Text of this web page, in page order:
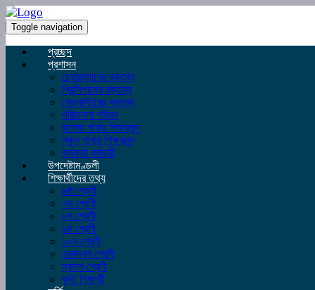
Toggle navigation
প্রচ্ছদ
প্রশাসন
চেয়ারম্যানের বক্তব্য
প্রিন্সিপালের বক্তব্য
হেডমাস্টারের বক্তব্য
পরিচালনা পরিষদ
কলেজ শাখার শিক্ষকবৃন্দ
স্কুল শাখার শিক্ষকবৃন্দ
কর্মকর্তা কর্মচারী
উপদেষ্টামণ্ডলী
শিক্ষার্থীদের তথ্য
৬ষ্ঠ শ্রেণী
৭ম শ্রেণী
৮ম শ্রেণী
৯ম শ্রেণী
১০ম শ্রেণী
একাদ্বশ শ্রেণী
দ্বাদশ শ্রেণী
কৃতি শিক্ষার্থী